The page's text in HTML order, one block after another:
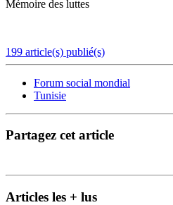
Mémoire des luttes
199 article(s) publié(s)
Forum social mondial
Tunisie
Partagez cet article
Articles les + lus